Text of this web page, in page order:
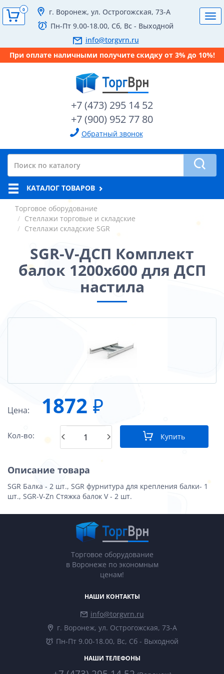
г. Воронеж, ул. Острогожская, 73-А
Пн-Пт 9.00-18.00, Сб, Вс - Выходной
info@torgvrn.ru
При оплате наличными получите скидку от 3% до 10%!
+7 (473) 295 14 52
+7 (900) 952 77 80
Обратный звонок
0
КАТАЛОГ ТОВАРОВ
Торговое оборудование
Стеллажи торговые и складские
Стеллажи складские SGR
SGR-V-ДСП Комплект
балок 1200х600 для ДСП
настила
Цена: 1872 ₽
Кол-во: Купить
Описание товара
SGR Балка - 2 шт., SGR фурнитура для крепления балки- 1
шт., SGR-V-Zn Стяжка балок V - 2 шт.
Торговое оборудование
в Воронеже по экономным
ценам!
НАШИ КОНТАКТЫ
info@torgvrn.ru
г. Воронеж, ул. Острогожская, 73-А
Пн-Пт 9.00-18.00, Вс, Сб - Выходной
НАШИ ТЕЛЕФОНЫ